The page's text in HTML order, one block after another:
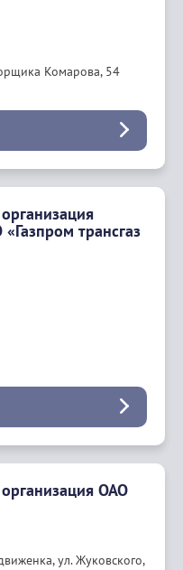
Комарова, 54
трансгаз
ОАО
ул. Жуковского,